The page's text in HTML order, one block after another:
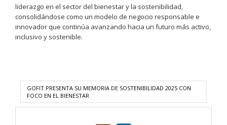
liderazgo en el sector del bienestar y la sostenibilidad,
consolidándose como un modelo de negocio responsable e
innovador que continúa avanzando hacia un futuro más activo,
inclusivo y sostenible.
GOFIT PRESENTA SU MEMORIA DE SOSTENIBILIDAD 2025 CON
FOCO EN EL BIENESTAR